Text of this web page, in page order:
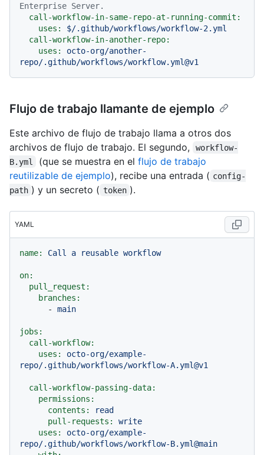
Enterprise Server.
call-workflow-in-same-repo-at-running-commit:
uses:
$/.github/workflows/workflow-2.yml
call-workflow-in-another-repo:
uses:
octo-org/another-
repo/.github/workflows/workflow.yml@v1
Flujo de trabajo llamante de ejemplo
Este archivo de flujo de trabajo llama a otros dos
archivos de flujo de trabajo. El segundo,
workflow-
B.yml
(que se muestra en elflujo de trabajo
reutilizable de ejemplo), recibe una entrada ( config-
path ) y un secreto ( token ).
YAML
name: Call a reusable workflow
on:
pull_request:
branches:
-
main
jobs:
call-workflow:
uses:
octo-org/example-
repo/.github/workflows/workflow-A.yml@v1
call-workflow-passing-data:
permissions:
contents:
read
pull-requests:
write
uses:
octo-org/example-
repo/.github/workflows/workflow-B.yml@main